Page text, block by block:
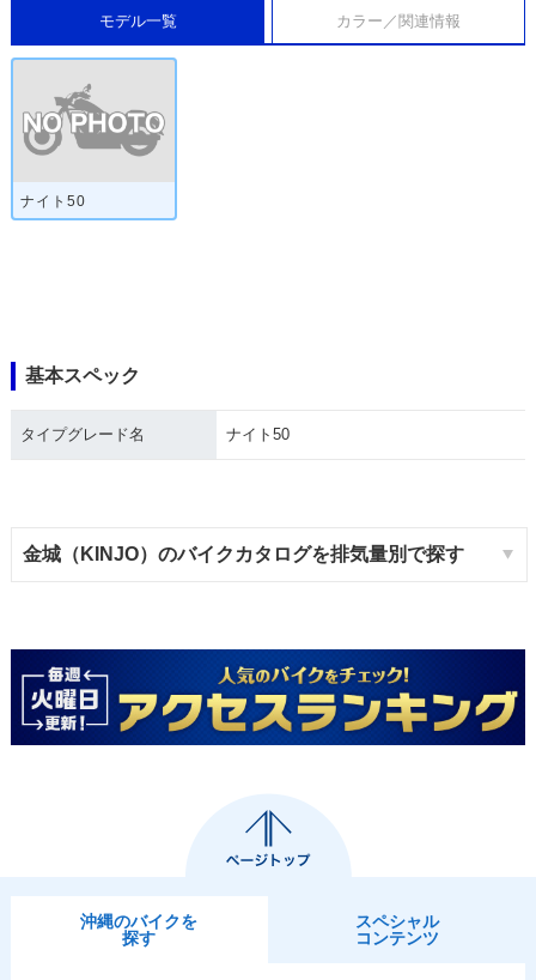
モデル一覧 カラー／関連情報
ナイト50
基本スペック
タイプグレード名 ナイト50
金城（KINJO）のバイクカタログを排気量別で探す
沖縄のバイクを
探す
スペシャル
コンテンツ